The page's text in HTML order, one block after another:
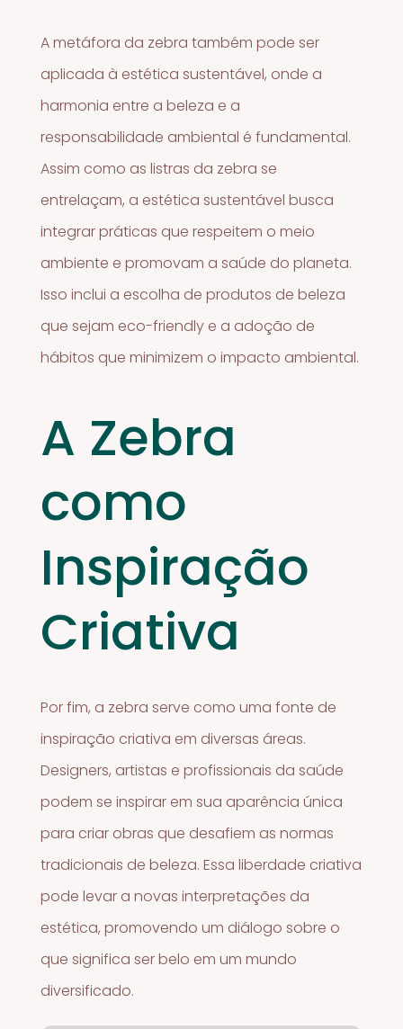
A metáfora da zebra também pode ser
aplicada à estética sustentável, onde a
harmonia entre a beleza e a
responsabilidade ambiental é fundamental.
Assim como as listras da zebra se
entrelaçam, a estética sustentável busca
integrar práticas que respeitem o meio
ambiente e promovam a saúde do planeta.
Isso inclui a escolha de produtos de beleza
que sejam eco-friendly e a adoção de
hábitos que minimizem o impacto ambiental.
A Zebra
como
Inspiração
Criativa
Por fim, a zebra serve como uma fonte de
inspiração criativa em diversas áreas.
Designers, artistas e profissionais da saúde
podem se inspirar em sua aparência única
para criar obras que desafiem as normas
tradicionais de beleza. Essa liberdade criativa
pode levar a novas interpretações da
estética, promovendo um diálogo sobre o
que significa ser belo em um mundo
diversificado.